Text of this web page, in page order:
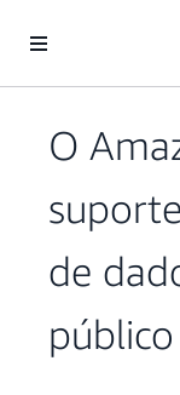
Pular para o
O
de
público